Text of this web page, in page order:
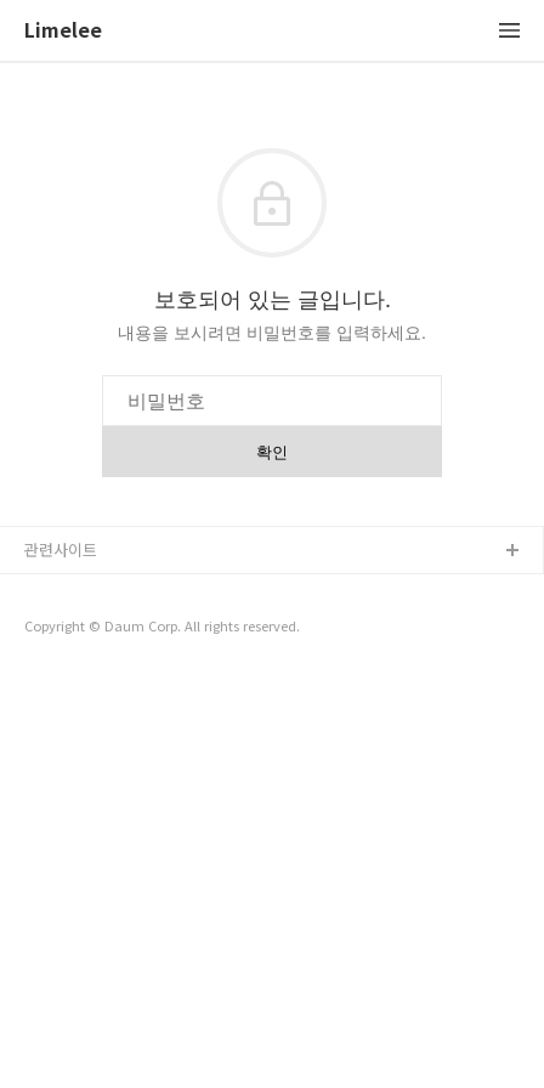
Limelee
보호되어 있는 글입니다.
내용을 보시려면 비밀번호를 입력하세요.
확인
Copyright © Daum Corp. All rights reserved.
관련사이트